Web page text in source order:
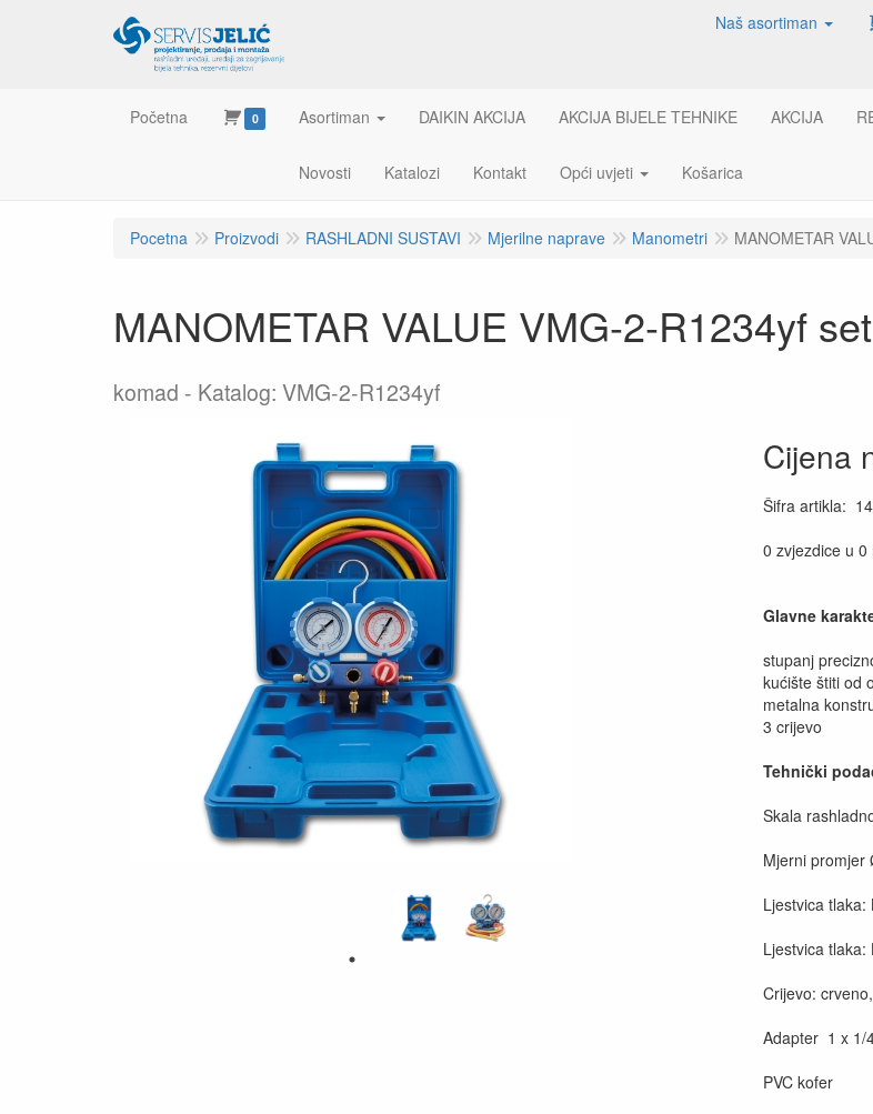
Naš asortiman
Početna 0 Asortiman DAIKIN AKCIJA AKCIJA BIJELE TEHNIKE AKCIJA
Novosti Katalozi Kontakt Opći uvjeti Košarica
Pocetna Proizvodi RASHLADNI SUSTAVI Mjerilne naprave Manometri MANOMETAR
MANOMETAR VALUE VMG-2-R1234yf
komad Katalog: VMG-2-R1234yf
Cijena
Šifra artikla:
0 zvjezdice u 0
Glavne
stupanj
kućište štiti od
metalna
3 crijevo
Tehnički
Skala
Mjerni promjer
Ljestvica tlaka:
Ljestvica tlaka:
Crijevo:
Adapter 1 x 1/
PVC kofer